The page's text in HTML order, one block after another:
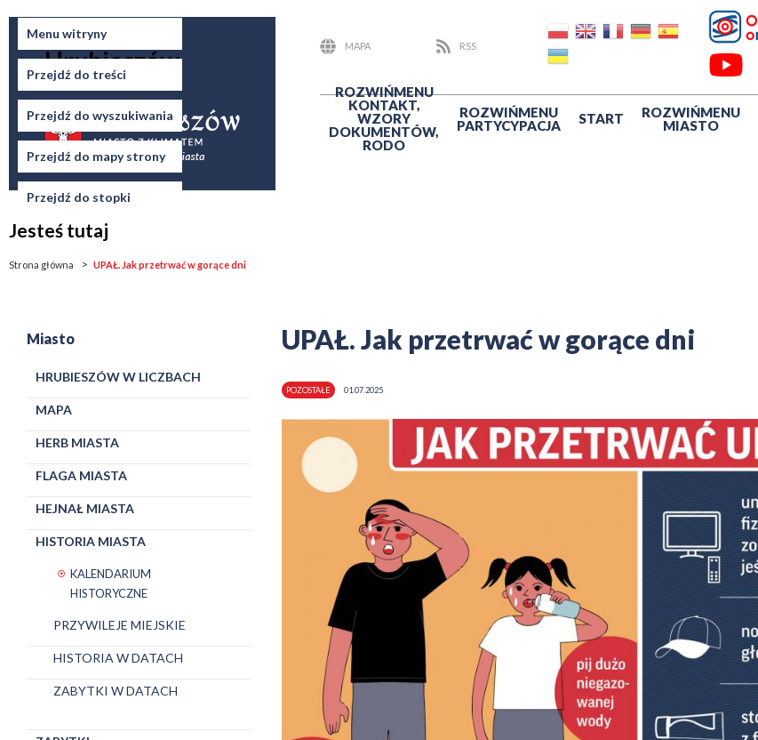
Menu witryny
Przejdź do treści
Przejdź do wyszukiwania
Przejdź do mapy strony
Przejdź do stopki
Miasto
Hrubieszów
MAPA
RSS
ROZWIŃMENU
KONTAKT,
WZORY
DOKUMENTÓW,
RODO
ROZWIŃMENU
PARTYCYPACJA
START ROZWIŃMENU
MIASTO
Jesteś tutaj
Strona główna UPAŁ. Jak przetrwać w gorące dni
Miasto
HRUBIESZÓW W LICZBACH
MAPA
HERB MIASTA
FLAGA MIASTA
HEJNAŁ MIASTA
HISTORIA MIASTA
KALENDARIUM
HISTORYCZNE
PRZYWILEJE MIEJSKIE
HISTORIA W DATACH
ZABYTKI W DATACH
UPAŁ. Jak przetrwać w gorące dni
01.07.2025
POZOSTAŁE